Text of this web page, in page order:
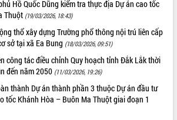
Hồ Quốc Dũng kiểm tra thực địa Dự án cao tốc
Thuột (19/03/2026, 18:43)
thổ xây dựng Trường phổ thông nội trú liên cấp
sở tại xã Ea Bung (18/03/2026, 09:51)
công tác điều chỉnh Quy hoạch tỉnh Đắk Lắk thời
đến năm 2050 (11/03/2026, 19:26)
thành Dự án thành phần 3 thuộc Dự án đầu tư
tốc Khánh Hòa – Buôn Ma Thuột giai đoạn 1